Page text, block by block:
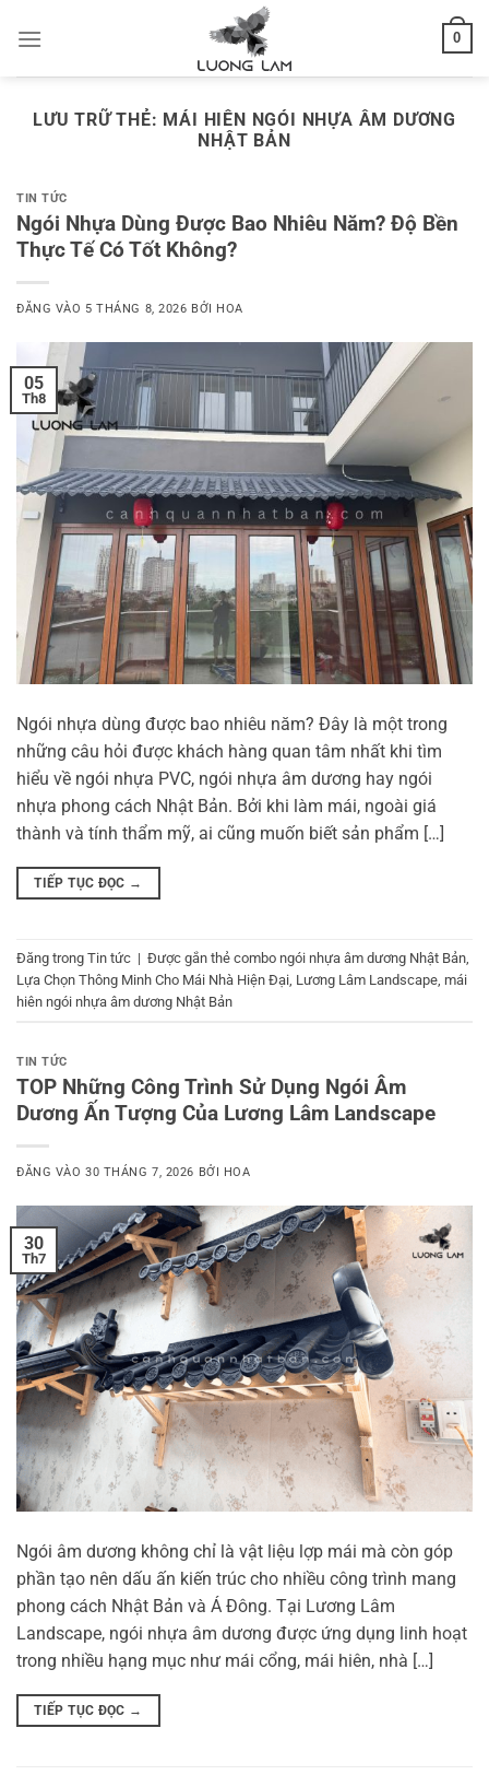
qua
0
LƯU TRỮ THẺ: MÁI HIÊN NGÓI NHỰA ÂM DƯƠNG
NHẬT BẢN
TIN TỨC
Ngói Nhựa Dùng Được Bao Nhiêu Năm? Độ Bền
Thực Tế Có Tốt Không?
ĐĂNG VÀO 5 THÁNG 8, 2026 BỞI HOA
05
Th8
Ngói nhựa dùng được bao nhiêu năm? Đây là một trong
những câu hỏi được khách hàng quan tâm nhất khi tìm
hiểu về ngói nhựa PVC, ngói nhựa âm dương hay ngói
nhựa phong cách Nhật Bản. Bởi khi làm mái, ngoài giá
thành và tính thẩm mỹ, ai cũng muốn biết sản phẩm […]
TIẾP TỤC ĐỌC →
Đăng trong Tin tức | Được gắn thẻ combo ngói nhựa âm dương Nhật Bản
Lựa Chọn Thông Minh Cho Mái Nhà Hiện Đại Lương Lâm Landscape mái
hiên ngói nhựa âm dương Nhật Bản
TIN TỨC
TOP Những Công Trình Sử Dụng Ngói Âm
Dương Ấn Tượng Của Lương Lâm Landscape
ĐĂNG VÀO30 THÁNG 7, 2026 BỞI HOA
30
Th7
Ngói âm dương không chỉ là vật liệu lợp mái mà còn góp
phần tạo nên dấu ấn kiến trúc cho nhiều công trình mang
phong cách Nhật Bản và Á Đông. Tại Lương Lâm
Landscape, ngói nhựa âm dương được ứng dụng linh hoạt
trong nhiều hạng mục như mái cổng, mái hiên, nhà […]
TIẾP TỤC ĐỌC →